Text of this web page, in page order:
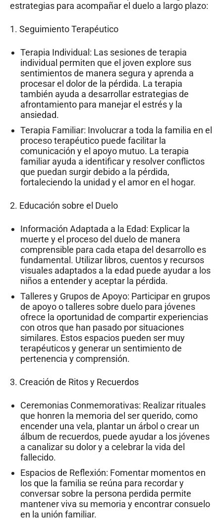
estrategias para acompañar el duelo a largo plazo:
1. Seguimiento Terapéutico
Terapia Individual: Las sesiones de terapia
individual permiten que el joven explore sus
sentimientos de manera segura y aprenda a
procesar el dolor de la pérdida. La terapia
también ayuda a desarrollar estrategias de
afrontamiento para manejar el estrés y la
ansiedad.
Terapia Familiar: Involucrar a toda la familia en el
proceso terapéutico puede facilitar la
comunicación y el apoyo mutuo. La terapia
familiar ayuda a identificar y resolver conflictos
que puedan surgir debido a la pérdida,
fortaleciendo la unidad y el amor en el hogar.
2. Educación sobre el Duelo
Información Adaptada a la Edad: Explicar la
muerte y el proceso del duelo de manera
comprensible para cada etapa del desarrollo es
fundamental. Utilizar libros, cuentos y recursos
visuales adaptados a la edad puede ayudar a los
niños a entender y aceptar la pérdida.
Talleres y Grupos de Apoyo: Participar en grupos
de apoyo o talleres sobre duelo para jóvenes
ofrece la oportunidad de compartir experiencias
con otros que han pasado por situaciones
similares. Estos espacios pueden ser muy
terapéuticos y generar un sentimiento de
pertenencia y comprensión.
3. Creación de Ritos y Recuerdos
Ceremonias Conmemorativas: Realizar rituales
que honren la memoria del ser querido, como
encender una vela, plantar un árbol o crear un
álbum de recuerdos, puede ayudar a los jóvenes
a canalizar su dolor y a celebrar la vida del
fallecido.
Espacios de Reflexión: Fomentar momentos en
los que la familia se reúna para recordar y
conversar sobre la persona perdida permite
mantener viva su memoria y encontrar consuelo
en la unión familiar.